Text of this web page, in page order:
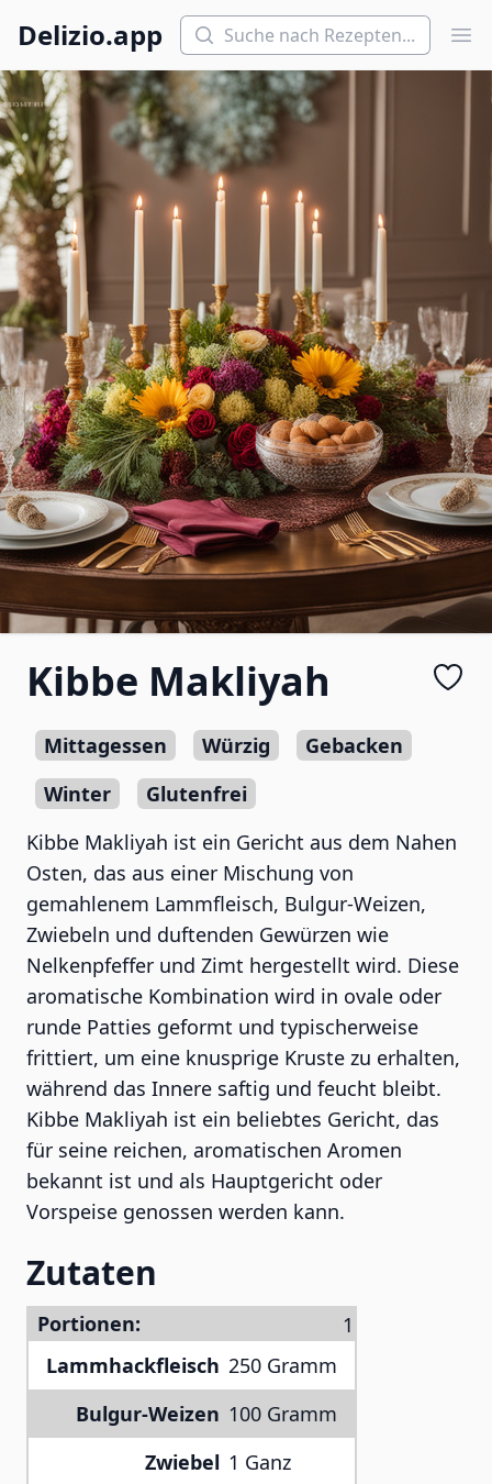
Delizio.app Suchen
Kibbe Makliyah
Mittagessen Würzig
Gebacken
Winter
Glutenfrei
Kibbe Makliyah ist ein Gericht aus dem Nahen
Osten, das aus einer Mischung von
gemahlenem Lammfleisch, Bulgur-Weizen,
Zwiebeln und duftenden Gewürzen wie
Nelkenpfeffer und Zimt hergestellt wird. Diese
aromatische Kombination wird in ovale oder
runde Patties geformt und typischerweise
frittiert, um eine knusprige Kruste zu erhalten,
während das Innere saftig und feucht bleibt.
Kibbe Makliyah ist ein beliebtes Gericht, das
für seine reichen, aromatischen Aromen
bekannt ist und als Hauptgericht oder
Vorspeise genossen werden kann.
Zutaten
Portionen:
Lammhackfleisch 250 Gramm
Bulgur-Weizen 100 Gramm
Zwiebel 1 Ganz